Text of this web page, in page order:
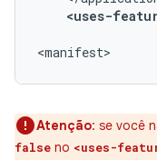
<uses-
<manifest>
Atenção: se você
false no <uses-